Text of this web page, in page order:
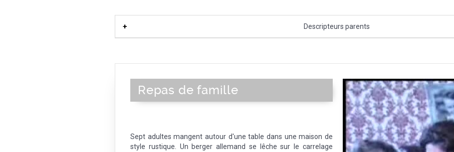
Descripteurs parents
Repas de famille
Sept adultes mangent autour d'une table dans une maison de
style rustique. Un berger allemand se lêche sur le carrelage